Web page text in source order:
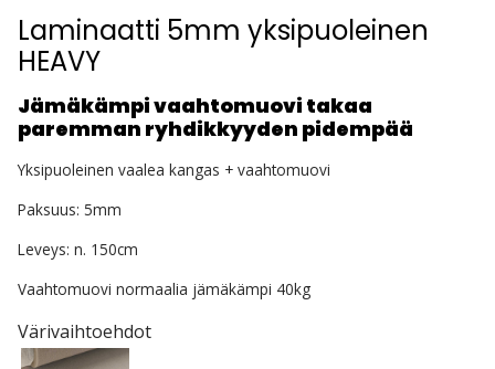
Laminaatti 5mm yksipuoleinen
HEAVY
Jämäkämpi vaahtomuovi takaa
paremman ryhdikkyyden pidempää
Yksipuoleinen vaalea kangas + vaahtomuovi
Paksuus: 5mm
Leveys: n. 150cm
Vaahtomuovi normaalia jämäkämpi 40kg
Värivaihtoehdot